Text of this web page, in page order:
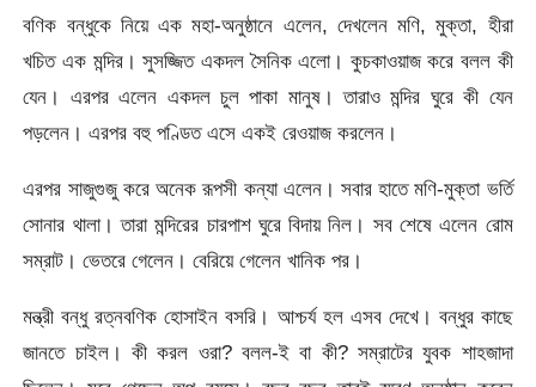
বণিক বন্ধুকে নিয়ে এক মহা-অনুষ্ঠানে এলেন, দেখলেন মণি, মুক্তা, হীরা
খচিত এক মন্দির। সুসজ্জিত একদল সৈনিক এলো। কুচকাওয়াজ করে বলল কী
যেন। এরপর এলেন একদল চুল পাকা মানুষ। তারাও মন্দির ঘুরে কী যেন
পড়লেন। এরপর বহু পণ্ডিত এসে একই রেওয়াজ করলেন।
এরপর সাজুগুজু করে অনেক রূপসী কন্যা এলেন। সবার হাতে মণি-মুক্তা ভর্তি
সোনার থালা। তারা মন্দিরের চারপাশ ঘুরে বিদায় নিল। সব শেষে এলেন রোম
সম্রাট। ভেতরে গেলেন। বেরিয়ে গেলেন খানিক পর।
মন্ত্রী বন্ধু রত্নবণিক হোসাইন বসরি। আশ্চর্য হল এসব দেখে। বন্ধুর কাছে
জানতে চাইল। কী করল ওরা? বলল-ই বা কী? সম্রাটের যুবক শাহজাদা